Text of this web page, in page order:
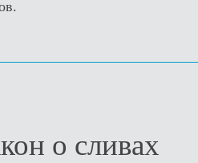
о сливах